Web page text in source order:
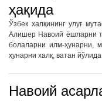
ҳақида
Ўзбек халқининг улуғ
Алишер Навоий ёшларни
болаларни илм-ҳунарни,
ҳунарни халқ, ватан
Навоий